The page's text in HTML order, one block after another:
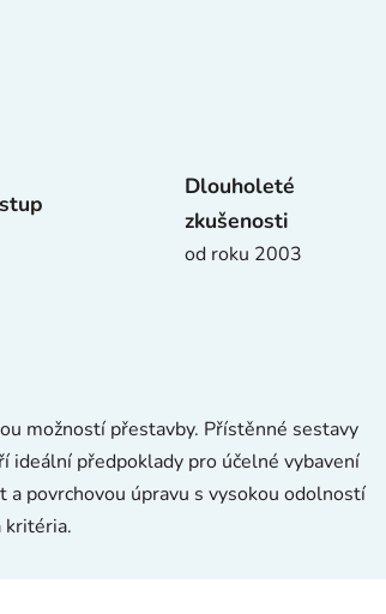
Dlouholeté
zkušenosti
od roku 2003
možností přestavby. Přístěnné sestavy
ideální předpoklady pro účelné vybavení
a povrchovou úpravu s vysokou odolností
kritéria.